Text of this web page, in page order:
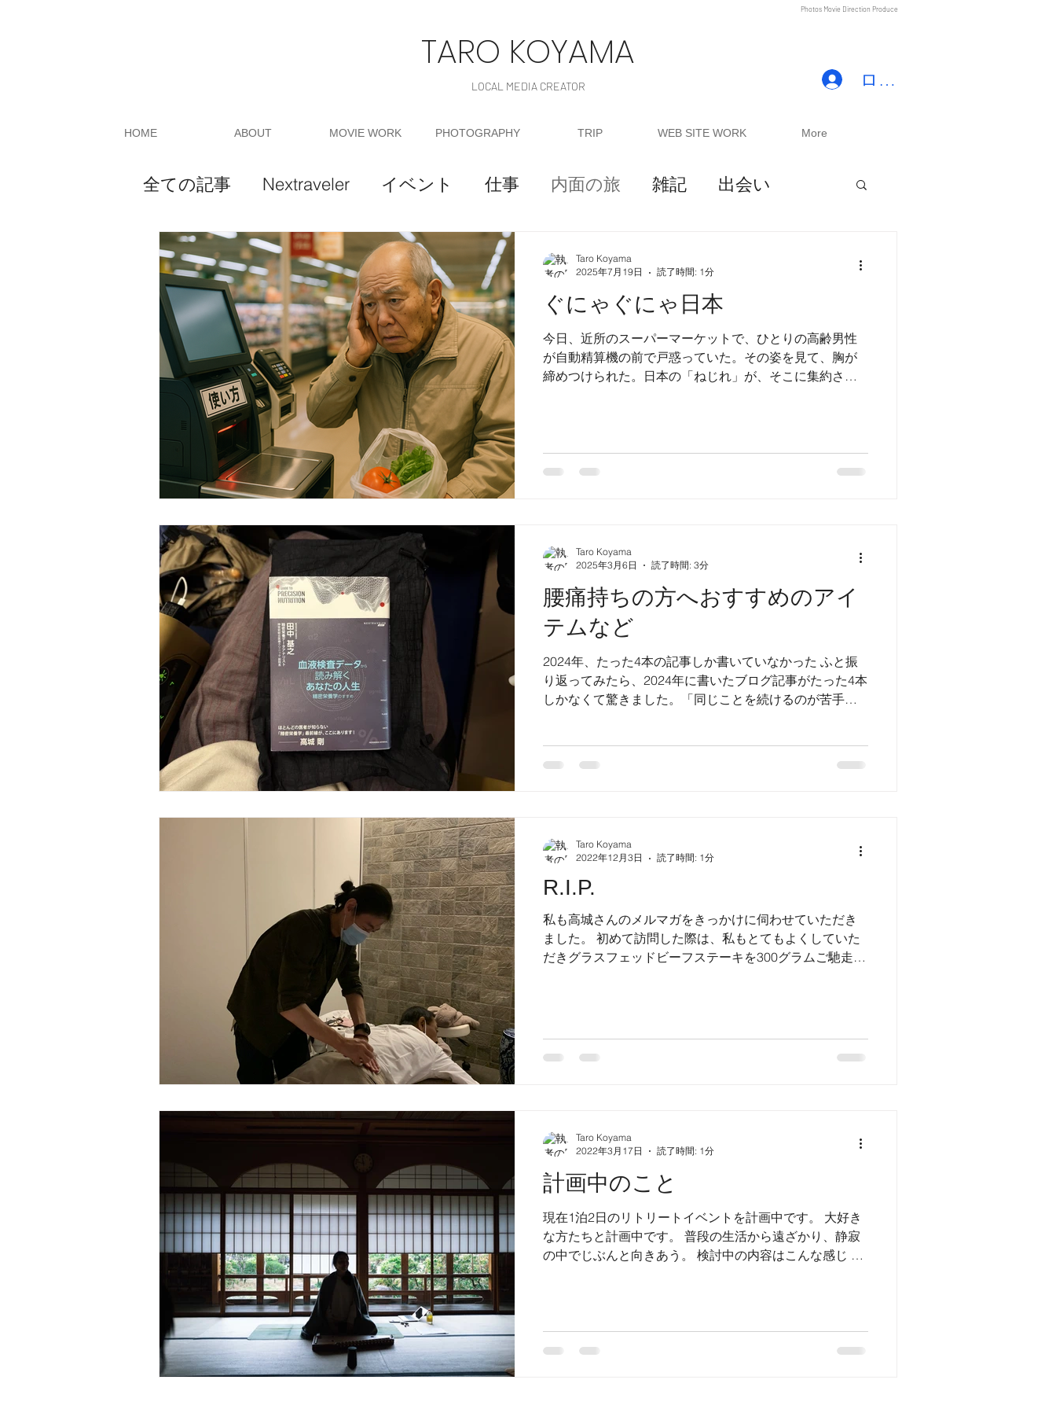
Photos Movie Direction Produce
TARO KOYAMA
LOCAL MEDIA CREATOR ログイン
HOME ABOUT MOVIE WORK PHOTOGRAPHY TRIP WEB SITE WORK More
全ての記事 Nextraveler イベント 仕事 内面の旅 雑記 出会い
Photo GATAFORNIA 映画
ぐにゃぐにゃ日本
今日、近所のスーパーマーケットで、ひとりの高齢男性
が自動精算機の前で戸惑っていた。その姿を見て、胸が
締めつけられた。日本の「ねじれ」が、そこに集約され
Taro Koyama
2025年7月19日
読了時間: 1分
腰痛持ちの方へおすすめのアイ
テムなど
2024年、たった4本の記事しか書いていなかった ふと振
り返ってみたら、2024年に書いたブログ記事がたった4本
しかなくて驚きました。「同じことを続けるのが苦手」
Taro Koyama
2025年3月6日
読了時間: 3分
R.I.P.
私も高城さんのメルマガをきっかけに伺わせていただき
ました。 初めて訪問した際は、私もとてもよくしていた
だきグラスフェッドビーフステーキを300グラムご馳走に
Taro Koyama
2022年12月3日
読了時間: 1分
計画中のこと
現在1泊2日のリトリートイベントを計画中です。 大好き
な方たちと計画中です。 普段の生活から遠ざかり、静寂
の中でじぶんと向きあう。 検討中の内容はこんな感じ ■
Taro Koyama
2022年3月17日
読了時間: 1分